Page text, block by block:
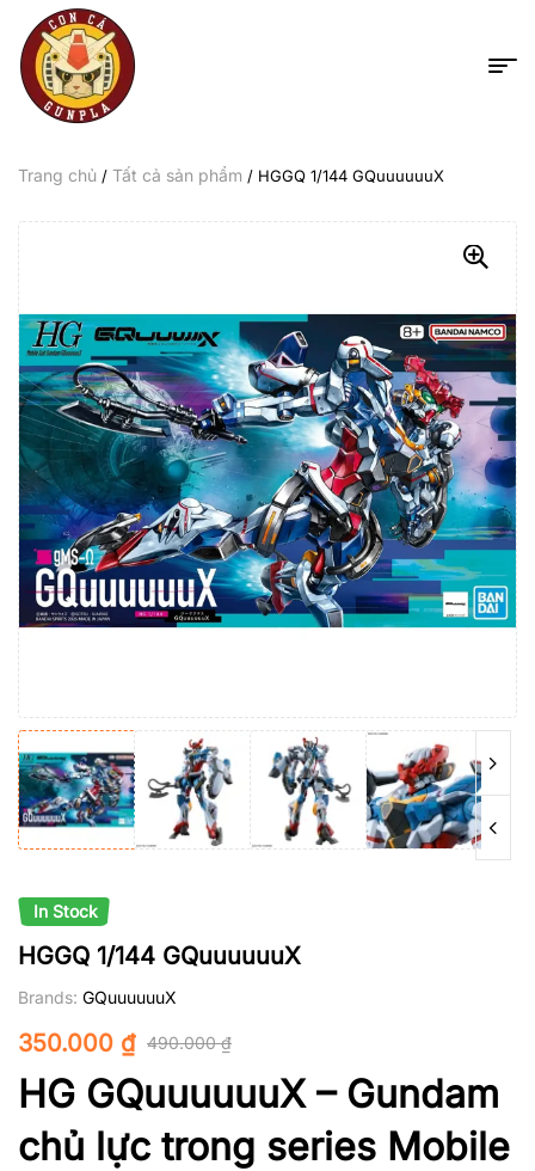
Trang chủ / Tất cả sản phẩm / HGGQ 1/144 GQuuuuuuX
In Stock
HGGQ 1/144 GQuuuuuuX
Brands: GQuuuuuuX
490.000₫
350.000 ₫
HG GQuuuuuuX – Gundam
chủ lực trong series Mobile